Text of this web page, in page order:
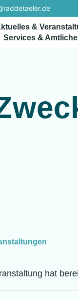
&
Services &
hat